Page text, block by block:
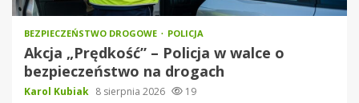
BEZPIECZEŃSTWO DROGOWE POLICJA
Akcja „Prędkość” – Policja w walce o
bezpieczeństwo na drogach
Karol Kubiak 8 sierpnia 2026 19